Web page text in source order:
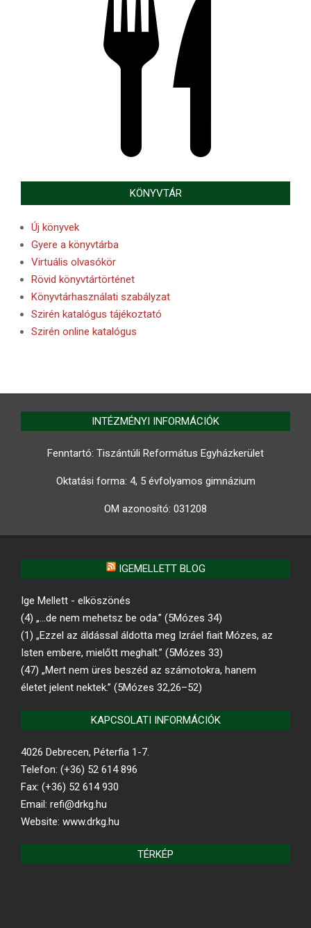
KÖNYVTÁR
Új könyvek
Gyere a könyvtárba
Virtuális olvasókör
Rövid könyvtártörténet
Könyvtárhasználati szabályzat
Szirén katalógus tájékoztató
Szirén online katalógus
INTÉZMÉNYI INFORMÁCIÓK
Fenntartó: Tiszántúli Református Egyházkerület
Oktatási forma: 4, 5 évfolyamos gimnázium
OM azonosító: 031208
IGEMELLETT BLOG
Ige Mellett - elköszönés
(4) „…de nem mehetsz be oda.” (5Mózes 34)
(1) „Ezzel az áldással áldotta meg Izráel fiait Mózes, az
Isten embere, mielőtt meghalt.” (5Mózes 33)
(47) „Mert nem üres beszéd az számotokra, hanem
életet jelent nektek.” (5Mózes 32,26–52)
KAPCSOLATI INFORMÁCIÓK
4026 Debrecen, Péterfia 1-7.
Telefon: (+36) 52 614 896
Fax: (+36) 52 614 930
Email: refi@drkg.hu
Website: www.drkg.hu
TÉRKÉP